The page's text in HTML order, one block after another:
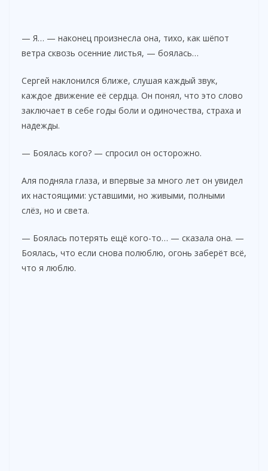
— Я… — наконец произнесла она, тихо, как шёпот
ветра сквозь осенние листья, — боялась…
Сергей наклонился ближе, слушая каждый звук,
каждое движение её сердца. Он понял, что это слово
заключает в себе годы боли и одиночества, страха и
надежды.
— Боялась кого? — спросил он осторожно.
Аля подняла глаза, и впервые за много лет он увидел
их настоящими: уставшими, но живыми, полными
слёз, но и света.
— Боялась потерять ещё кого-то… — сказала она. —
Боялась, что если снова полюблю, огонь заберёт всё,
что я люблю.